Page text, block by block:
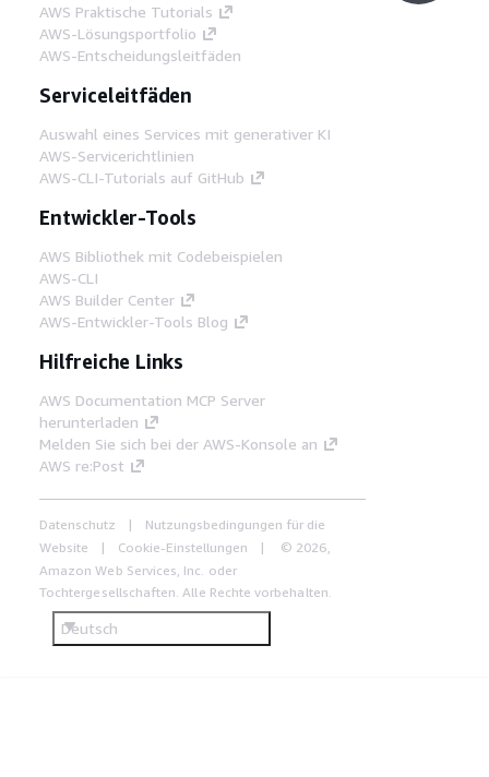
AWS Praktische Tutorials
AWS-Lösungsportfolio
AWS-Entscheidungsleitfäden
Serviceleitfäden
Auswahl eines Services mit generativer KI
AWS-Servicerichtlinien
AWS-CLI-Tutorials auf GitHub
Entwickler-Tools
AWS Bibliothek mit Codebeispielen
AWS-CLI
AWS Builder Center
AWS-Entwickler-Tools Blog
Hilfreiche Links
AWS Documentation MCP Server
herunterladen
Melden Sie sich bei der AWS-Konsole an
AWS re:Post
Datenschutz
Nutzungsbedingungen für die
Website
Cookie-Einstellungen
© 2026,
Amazon Web Services, Inc. oder
Tochtergesellschaften. Alle Rechte vorbehalten.
Deutsch